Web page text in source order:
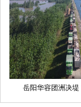
岳阳华容团洲决